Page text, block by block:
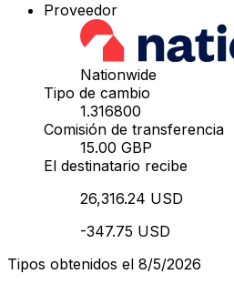
Proveedor
Nationwide
Tipo de cambio
1.316800
Comisión de transferencia
15.00 GBP
El destinatario recibe
26,316.24 USD
-347.75 USD
Tipos obtenidos el 8/5/2026